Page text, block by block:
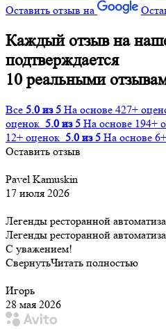
Оставить отзыв на
Каждый отзыв на
подтверждается
10 реальными
Все 5.0 из 5 На основе 427+
оценок 5.0 из 5 На основе 194+
12+ оценок 5.0 из 5 На основе
Оставить отзыв
Pavel Kamuskin
17 июля 2026
Легенды ресторанной
Легенды ресторанной
С уважением!
СвернутьЧитать полностью
Игорь
28 мая 2026